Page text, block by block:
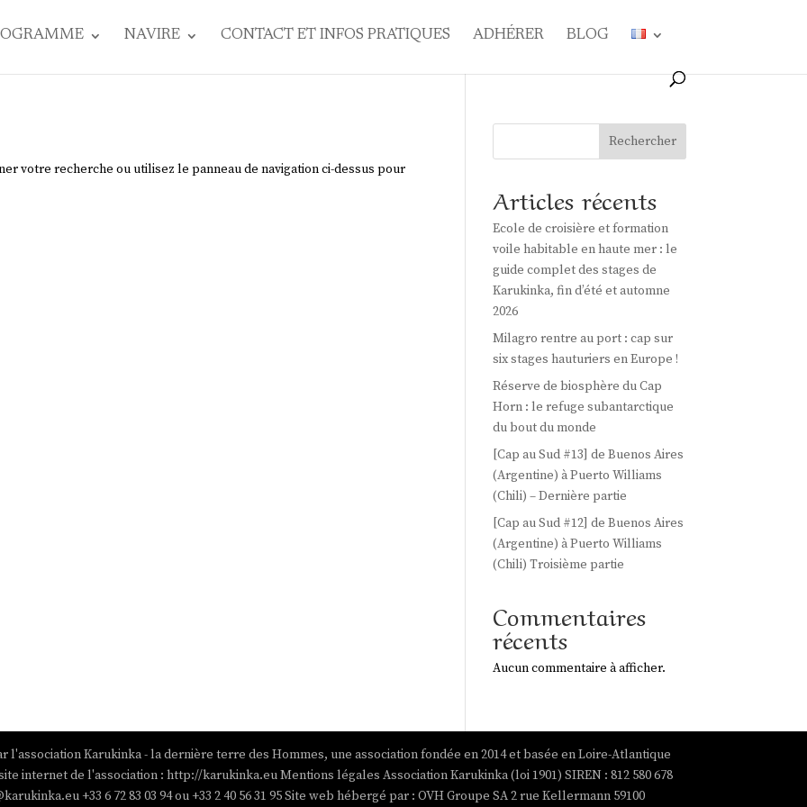
NAVIRE CONTACT ET INFOS PRATIQUES ADHÉRER BLOG
votre recherche ou utilisez le panneau de navigation ci-dessus pour
Rechercher
Articles récents
Ecole de croisière et formation
voile habitable en haute mer : le
guide complet des stages de
Karukinka, fin d’été et automne
2026
Milagro rentre au port : cap sur
six stages hauturiers en Europe !
Réserve de biosphère du Cap
Horn : le refuge subantarctique
du bout du monde
[Cap au Sud #13] de Buenos Aires
(Argentine) à Puerto Williams
(Chili) – Dernière partie
[Cap au Sud #12] de Buenos Aires
(Argentine) à Puerto Williams
(Chili) Troisième partie
Commentaires
récents
Aucun commentaire à afficher.
Karukinka - la dernière terre des Hommes, une association fondée en 2014 et basée en Loire-Atlantique
internet de l'association : http://karukinka.eu Mentions légales Association Karukinka (loi 1901) SIREN : 812 580 678
+33 6 72 83 03 94 ou +33 2 40 56 31 95 Site web hébergé par : OVH Groupe SA 2 rue Kellermann 59100